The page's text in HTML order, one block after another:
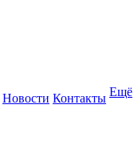
Новости Контакты Ещё